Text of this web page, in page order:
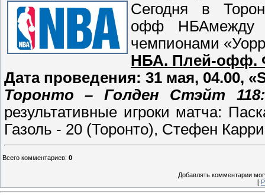
Сегодня в
офф НБАмежду
чемпионами
НБА. Плей-офф.
Дата проведения: 31 мая, 04.00,
Торонто – Голден Стэйт
результативные игроки матча:
Газоль - 20 (Торонто), Стефен
Всего комментариев: 0
Добавлять комментарии
[